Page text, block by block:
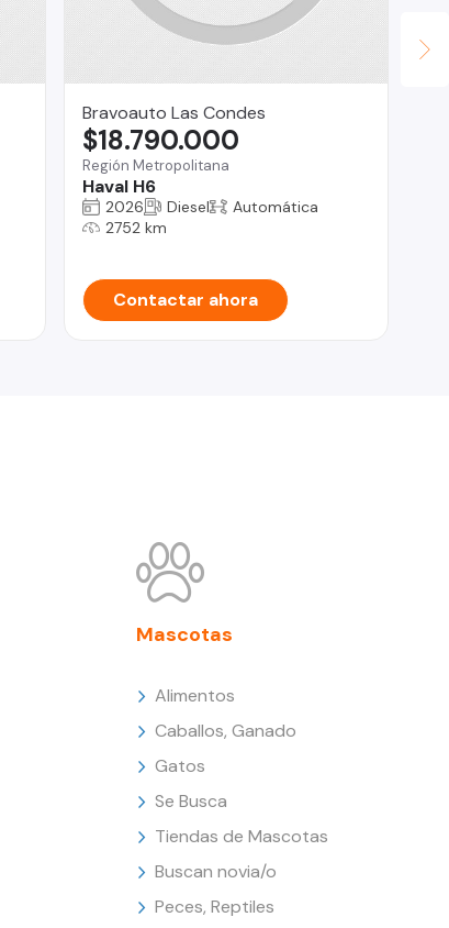
Bravoauto Las Condes
Región Metropolitana
Haval H6
$18.790.000
2026 Diesel
Automática
2752 km
Contactar ahora
Mascotas
Alimentos
Caballos, Ganado
Gatos
Se Busca
Tiendas de Mascotas
Buscan novia/o
Peces, Reptiles